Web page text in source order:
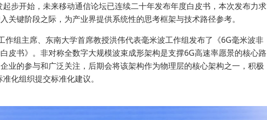
起步开始，未来移动通信论坛已连续二十年发布年度白皮书，本次发布力求
关键阶段之际，为产业界提供系统性的思考框架与技术路径参考。
作组主席、东南大学首席教授洪伟代表毫米波工作组发布了《6G毫米波非
皮书》。非对称全数字大规模波束成形架构是支撑6G高速率愿景的核心路
业的参与和广泛关注，后期会将该架构作为物理层的核心架构之一，积极
准化组织提交标准化建议。